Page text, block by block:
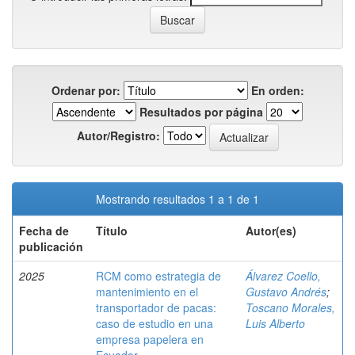
Ordenar por:
En orden:
Resultados por página
Autor/Registro:
Mostrando resultados 1 a 1 de 1
Fecha de
publicación
Título Autor(es)
2025
RCM como estrategia de
mantenimiento en el
transportador de pacas:
caso de estudio en una
empresa papelera en
Álvarez Coello,
Gustavo Andrés;
Toscano Morales,
Luis Alberto